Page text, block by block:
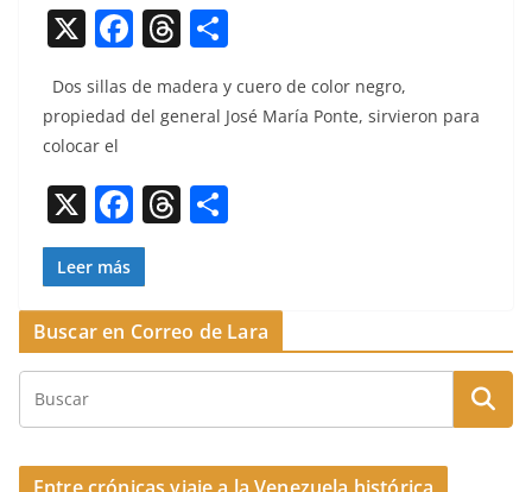
X F
a
c
b
o
o
k
T
h
re
d
s
m
p
Dos sil­las de madera y cuero de col­or negro,
propiedad del gen­er­al José María Ponte, sirvieron para
colo­car el
X F
a
c
e
b
o
k
T
a
d
p
ar
Leer más
Buscar en Correo de Lara